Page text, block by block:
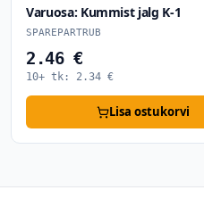
Varuosa: Kummist jalg K-1
SPAREPARTRUB
2.46 €
10+ tk: 2.34 €
Lisa ostukorvi